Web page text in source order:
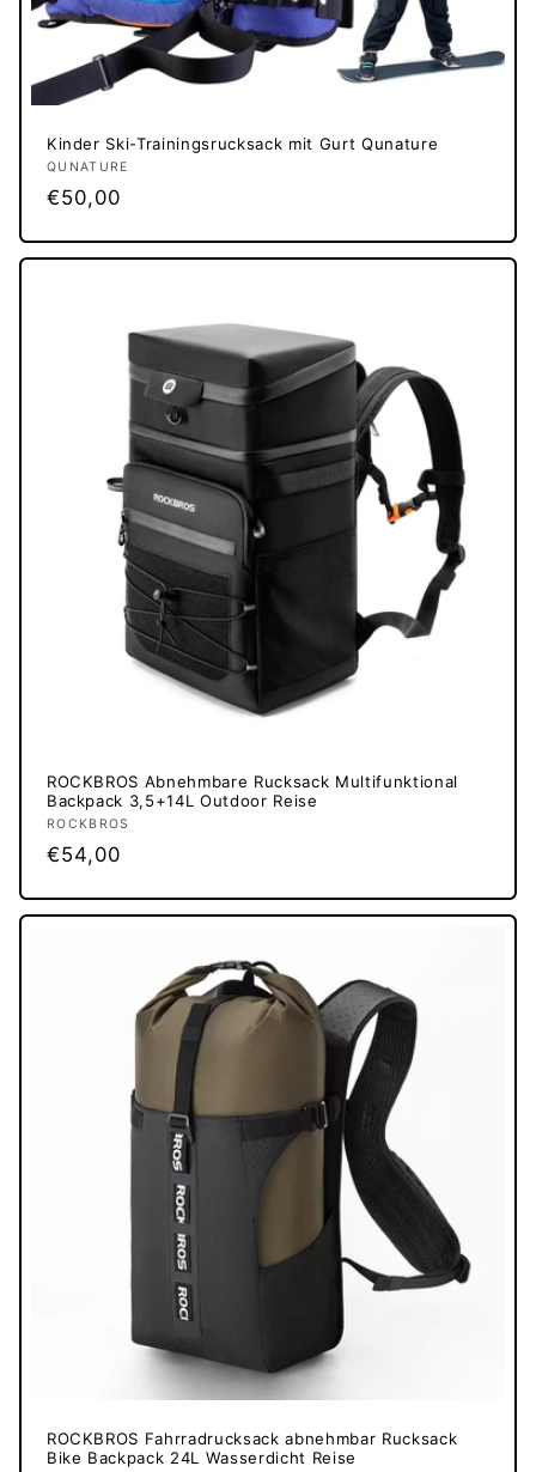
Kinder Ski-Trainingsrucksack mit Gurt Qunature
Anbieter:
QUNATURE
Normaler
€50,00
ROCKBROS Abnehmbare Rucksack Multifunktional
Backpack 3,5+14L Outdoor Reise
Anbieter:
ROCKBROS
Normaler
€54,00
ROCKBROS Fahrradrucksack abnehmbar Rucksack
Bike Backpack 24L Wasserdicht Reise